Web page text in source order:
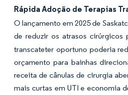
Rápida Adoção de Terapias
O lançamento em 2025 de
de reduzir os atrasos cirúrgicos
transcateter oportuno poderia
orçamento para bainhas
receita de cânulas de cirurgia
mais curtas em UTI e economia